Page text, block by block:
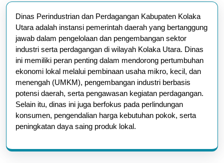
Dinas Perindustrian dan Perdagangan Kabupaten Kolaka
Utara adalah instansi pemerintah daerah yang bertanggung
jawab dalam pengelolaan dan pengembangan sektor
industri serta perdagangan di wilayah Kolaka Utara. Dinas
ini memiliki peran penting dalam mendorong pertumbuhan
ekonomi lokal melalui pembinaan usaha mikro, kecil, dan
menengah (UMKM), pengembangan industri berbasis
potensi daerah, serta pengawasan kegiatan perdagangan.
Selain itu, dinas ini juga berfokus pada perlindungan
konsumen, pengendalian harga kebutuhan pokok, serta
peningkatan daya saing produk lokal.